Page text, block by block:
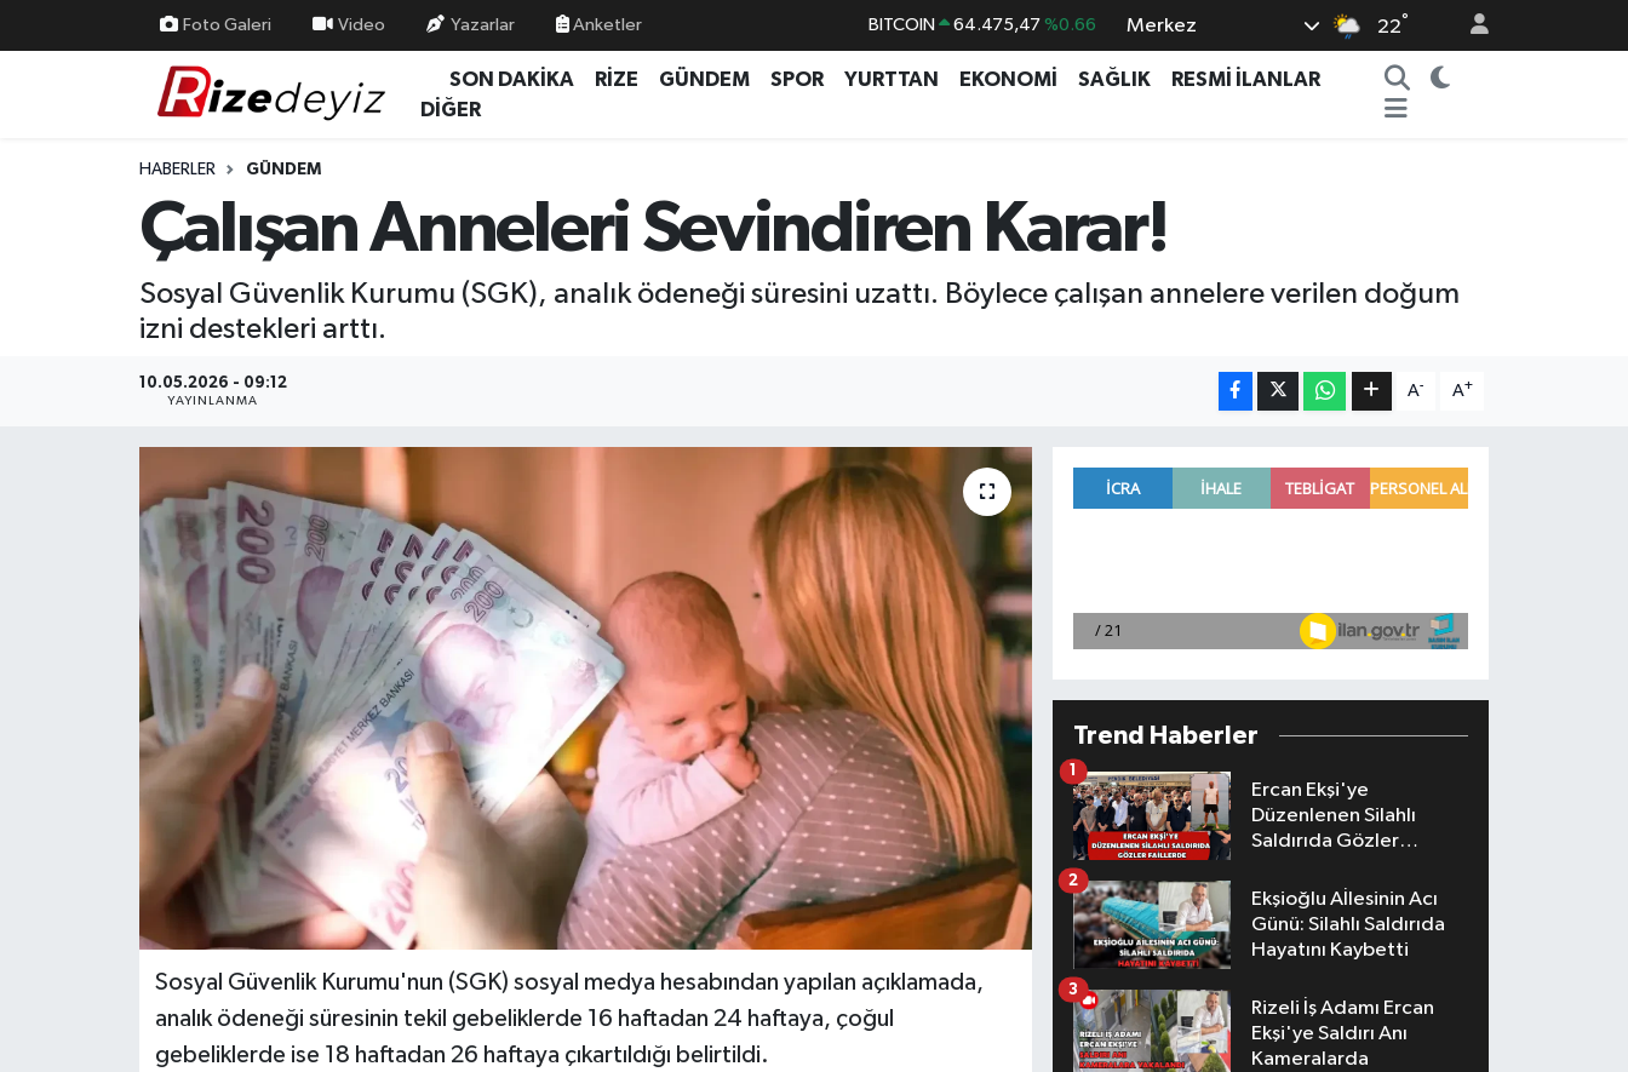
Foto Galeri Video Yazarlar Anketler BITCOIN 64.475,47 %0.66
DOLAR 47,5971 %0.05
GRAM ALTIN 6527.85
13.703 %0
Merkez 22°
SON DAKİKA RİZE GÜNDEM SPOR YURTTAN EKONOMİ SAĞLIK
RESMİ İLANLAR
DİĞER
HABERLER GÜNDEM
Çalışan Anneleri Sevindiren Karar!
Sosyal Güvenlik Kurumu (SGK), analık ödeneği süresini uzattı. Böylece çalışan annelere verilen doğum
izni destekleri arttı.
10.05.2026 - 09:12
YAYINLANMA
A- A+
Sosyal Güvenlik Kurumu'nun (SGK) sosyal medya hesabından yapılan açıklamada,
analık ödeneği süresinin tekil gebeliklerde 16 haftadan 24 haftaya, çoğul
gebeliklerde ise 18 haftadan 26 haftaya çıkartıldığı belirtildi.
Trend Haberler
Ercan Ekşi'ye
Düzenlenen Silahlı
Saldırıda Gözler
1
Ekşioğlu Aİlesinin Acı
Günü: Silahlı Saldırıda
Hayatını Kaybetti
2
Rizeli İş Adamı Ercan
Ekşi'ye Saldırı Anı
Kameralarda
3
Yurttan Haberler
Teknoloji
Rize Nöbetçi Eczaneler
Rize Trafik Yoğunluk Haritası
Tüm Manşetler
Son Dakika Haberleri